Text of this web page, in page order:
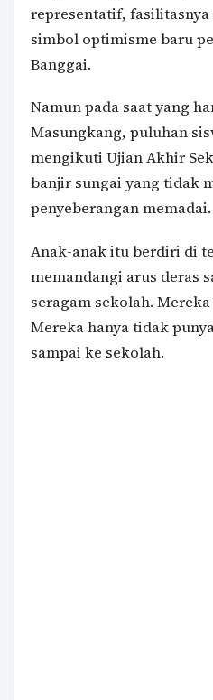
representatif,
simbol optimisme baru
Banggai.
Namun pada saat yang
Masungkang, puluhan
mengikuti Ujian Akhir
banjir sungai yang tidak
penyeberangan memadai.
Anak-anak itu berdiri di
memandangi arus deras
seragam sekolah.
Mereka hanya tidak
sampai ke sekolah.